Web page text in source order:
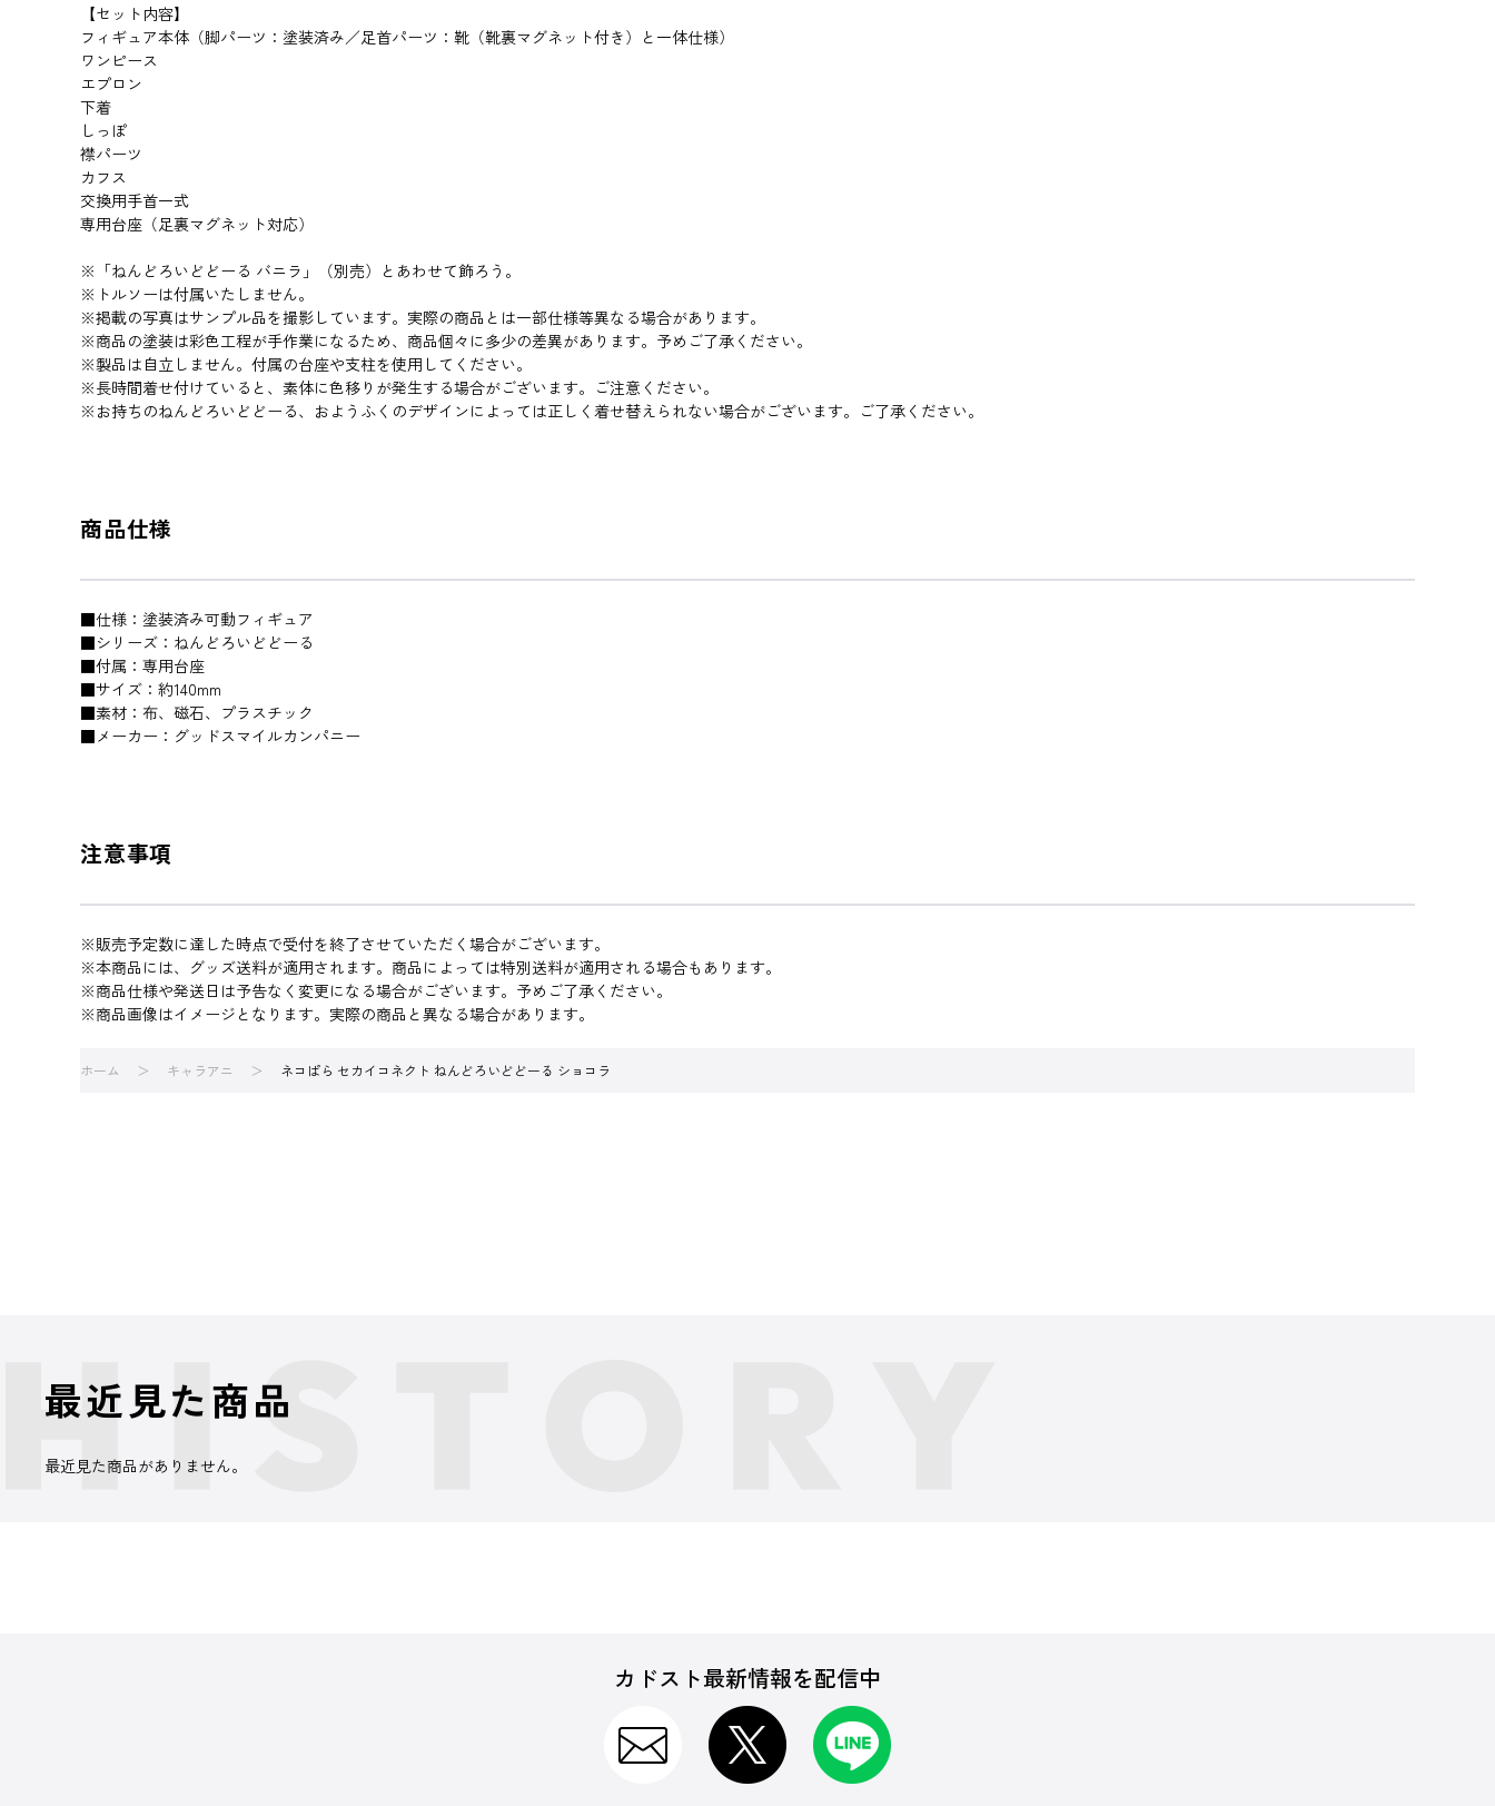
【セット内容】
フィギュア本体（脚パーツ：塗装済み／足首パーツ：靴（靴裏マグネット付き）と一体仕様）
ワンピース
エプロン
下着
しっぽ
襟パーツ
カフス
交換用手首一式
専用台座（足裏マグネット対応）
※「ねんどろいどどーる バニラ」（別売）とあわせて飾ろう。
※トルソーは付属いたしません。
※掲載の写真はサンプル品を撮影しています。実際の商品とは一部仕様等異なる場合があります。
※商品の塗装は彩色工程が手作業になるため、商品個々に多少の差異があります。予めご了承ください。
※製品は自立しません。付属の台座や支柱を使用してください。
※長時間着せ付けていると、素体に色移りが発生する場合がございます。ご注意ください。
※お持ちのねんどろいどどーる、おようふくのデザインによっては正しく着せ替えられない場合がございます。ご了承ください。
商品仕様
■仕様：塗装済み可動フィギュア
■シリーズ：ねんどろいどどーる
■付属：専用台座
■サイズ：約140mm
■素材：布、磁石、プラスチック
■メーカー：グッドスマイルカンパニー
注意事項
※販売予定数に達した時点で受付を終了させていただく場合がございます。
※本商品には、グッズ送料が適用されます。商品によっては特別送料が適用される場合もあります。
※商品仕様や発送日は予告なく変更になる場合がございます。予めご了承ください。
※商品画像はイメージとなります。実際の商品と異なる場合があります。
ホーム キャラアニ ネコぱら セカイコネクト ねんどろいどどーる ショコラ
最近見た商品
最近見た商品がありません。
カドスト最新情報を配信中